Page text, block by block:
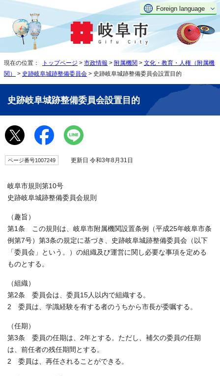
Foreign language
現在の位置： トップページ > 市政情報 > 附属機関 > 文化・教育・人権（附属機
関）
> 史跡岐阜城跡整備委員会 > 史跡岐阜城跡整備委員会設置目的
史跡岐阜城跡整備委員会設置目的
ページ番号1007249 更新日 令和3年8月31日
岐阜市規則第10号
史跡岐阜城跡整備委員会規則
（趣旨）
第1条 この規則は、岐阜市附属機関設置条例（平成25年岐阜市条
例第7号）第3条の規定に基づき、史跡岐阜城跡整備委員会（以下
「委員会」という。）の組織及び運営に関し必要な事項を定める
ものとする。
（組織）
第2条 委員会は、委員15人以内で組織する。
2 委員は、学識経験を有する者のうちから市長が委嘱する。
（任期）
第3条 委員の任期は、2年とする。ただし、補欠の委員の任期
は、前任者の残任期間とする。
2 委員は、再任されることができる。